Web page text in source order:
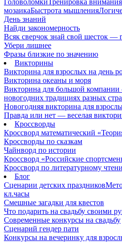
ГоловоломкиТренировка внимания
мозаикаБыстрота мышления
День знаний
Найди закономерность
Всяк сверчок знай свой шесток —
Убери лишнее
Фразы близкие по значению
Викторины
Викторина для взрослых на день
Викторина океаны и моря
Викторина для большой
новогодних традициях разных
Новогодняя викторина для
Правда или нет — веселая
Кроссворды
Кроссворд математический
Кроссворды по сказкам
Чайнворд по истории
Кроссворд «Российские
Кроссворд по литературному
Блог
Сценарии детских праздников
кл.часы
Смешные загадки для квестов
Что подарить на свадьбу своими
Современные конкурсы на свадьбу
Сценарий гендер пати
Конкурсы на вечеринку для